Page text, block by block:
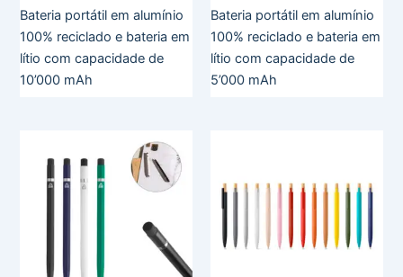
Bateria portátil em alumínio
100% reciclado e bateria em
lítio com capacidade de
10’000 mAh
Bateria portátil em alumínio
100% reciclado e bateria em
lítio com capacidade de
5’000 mAh